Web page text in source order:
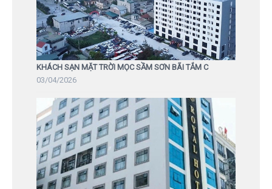
KHÁCH SẠN MẶT TRỜI MỌC SẦM SƠN BÃI TẮM C
03/04/2026